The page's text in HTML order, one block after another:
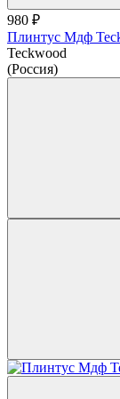
980 ₽
Плинтус Мдф
Teckwood
(Россия)